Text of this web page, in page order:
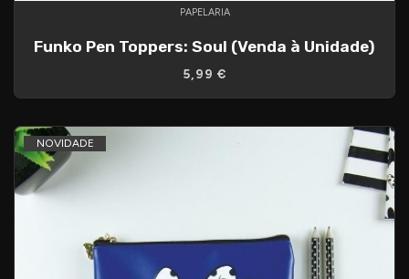
PAPELARIA
Funko Pen Toppers: Soul (Venda à Unidade)
5,99 €
NOVIDADE